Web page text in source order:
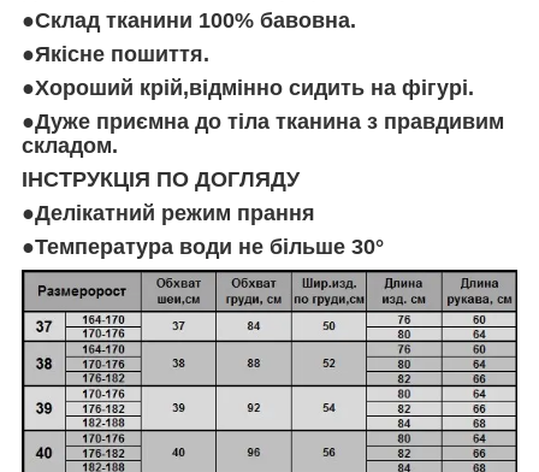
●Склад тканини 100% бавовна.
●Якісне пошиття.
●Хороший крій,відмінно сидить на фігурі.
●Дуже приємна до тіла тканина з правдивим
складом.
ІНСТРУКЦІЯ ПО ДОГЛЯДУ
●Делікатний режим прання
●Температура води не більше 30°